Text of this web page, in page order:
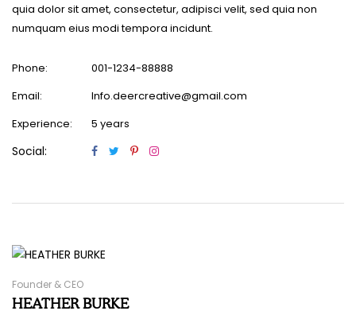
quia dolor sit amet, consectetur, adipisci velit, sed quia non
numquam eius modi tempora incidunt.
Phone:
001-1234-88888
Email:
Info.deercreative@gmail.com
Experience:
5 years
Social:
Founder & CEO
HEATHER BURKE